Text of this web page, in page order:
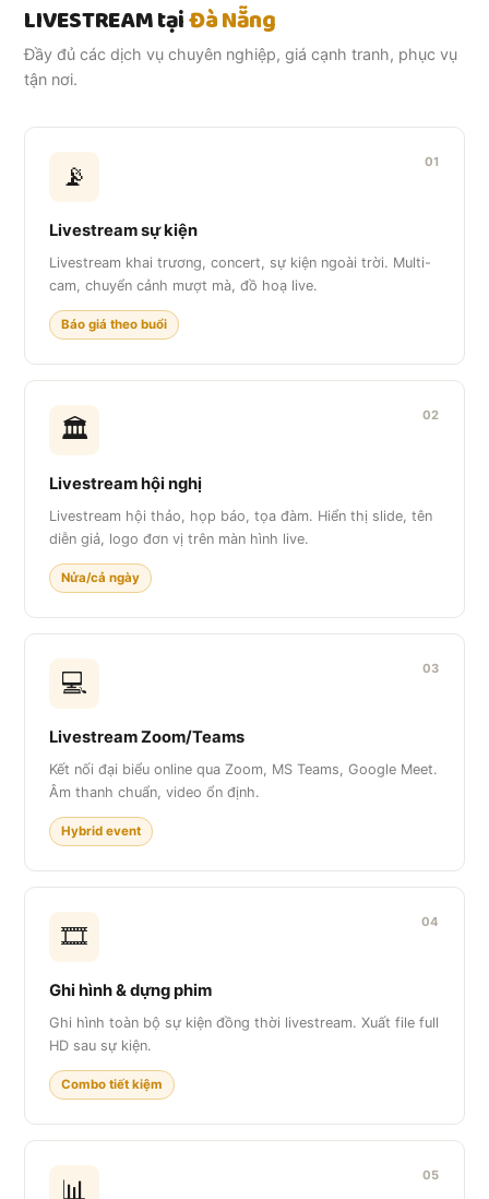
LIVESTREAM tạiĐà Nẵng
Đầy đủ các dịch vụ chuyên nghiệp, giá cạnh tranh, phục vụ
tận nơi.
📡 01
Livestream sự kiện
Livestream khai trương, concert, sự kiện ngoài trời. Multi-
cam, chuyển cảnh mượt mà, đồ hoạ live.
Báo giá theo buổi
🏛️ 02
Livestream hội nghị
Livestream hội thảo, họp báo, tọa đàm. Hiển thị slide, tên
diễn giả, logo đơn vị trên màn hình live.
Nửa/cả ngày
💻 03
Livestream Zoom/Teams
Kết nối đại biểu online qua Zoom, MS Teams, Google Meet.
Âm thanh chuẩn, video ổn định.
Hybrid event
🎞️ 04
Ghi hình & dựng phim
Ghi hình toàn bộ sự kiện đồng thời livestream. Xuất file full
HD sau sự kiện.
Combo tiết kiệm
📊 05